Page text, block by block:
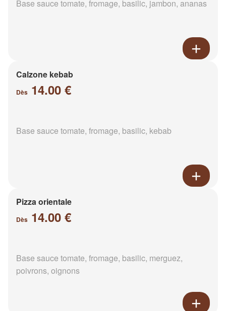
Base sauce tomate, fromage, basilic, jambon, ananas
Calzone kebab
Dès 14.00 €
Base sauce tomate, fromage, basilic, kebab
Pizza orientale
Dès 14.00 €
Base sauce tomate, fromage, basilic, merguez,
poivrons, oignons